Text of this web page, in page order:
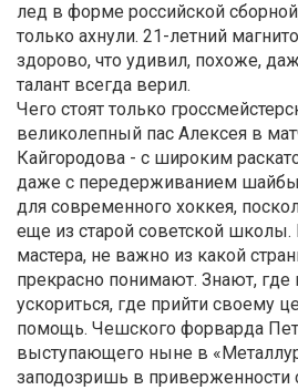
лед в форме российской
только ахнули. 21-летний
здорово, что удивил, похоже,
талант всегда верил.
Чего стоят только
великолепный пас Алексея в
Кайгородова - с широким
даже с передерживанием
для современного хоккея,
еще из старой советской школы.
мастера, не важно из какой
прекрасно понимают. Знают, где
ускориться, где прийти своему
помощь. Чешского форварда
выступающего ныне в
заподозришь в приверженности